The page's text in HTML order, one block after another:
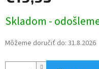
cena:
Skladom -
Môžeme doručiť do: 31.8.2026